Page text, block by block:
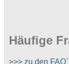
Häufige
>>> zu den